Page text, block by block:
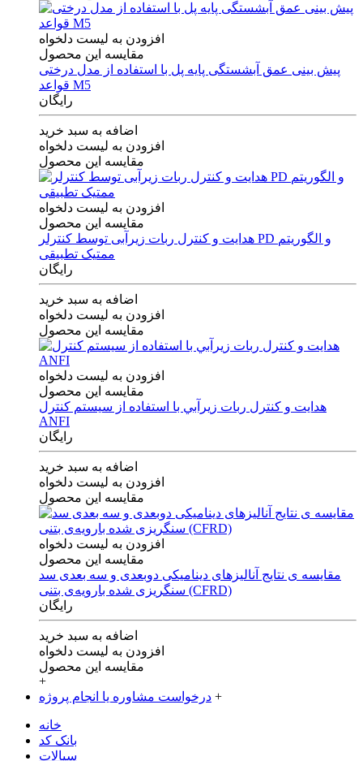
افزودن به لیست دلخواه
مقایسه این محصول
پیش بینی عمق آبشستگی پایه پل با استفاده از مدل درختی
قواعد M5
رایگان
اضافه به سبد خرید
افزودن به لیست دلخواه
مقایسه این محصول
افزودن به لیست دلخواه
مقایسه این محصول
هدایت و کنترل ربات زیرآبی توسط کنترلر PD و الگوریتم
ممتیک تطبیقی
رایگان
اضافه به سبد خرید
افزودن به لیست دلخواه
مقایسه این محصول
افزودن به لیست دلخواه
مقایسه این محصول
هدايت و كنترل ربات زيرآبي با استفاده از سيستم كنترل
ANFI
رایگان
اضافه به سبد خرید
افزودن به لیست دلخواه
مقایسه این محصول
افزودن به لیست دلخواه
مقایسه این محصول
مقایسه ی‌ نتایج آنالیزهای‌ دینامیکی‌ دوبعدی‌ و‌ سه بعدی‌ سد
سنگریزی‌ شده با‌رویه‌ی‌ بتنی‌ (CFRD)
رایگان
اضافه به سبد خرید
افزودن به لیست دلخواه
مقایسه این محصول
+
درخواست مشاوره یا انجام پروژه +
خانه
بانک کد
سیالات